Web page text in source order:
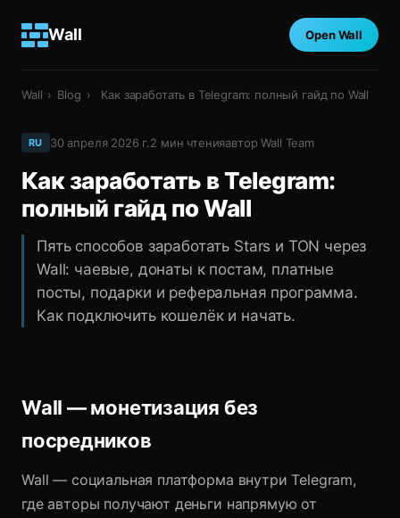
Wall Open Wall
Wall › Blog › Как заработать в Telegram: полный гайд по Wall
RU 30 апреля 2026 г.2 мин чтенияавтор Wall Team
Как заработать в Telegram:
полный гайд по Wall
Пять способов заработать Stars и TON через
Wall: чаевые, донаты к постам, платные
посты, подарки и реферальная программа.
Как подключить кошелёк и начать.
Wall — монетизация без
посредников
Wall — социальная платформа внутри Telegram,
где авторы получают деньги напрямую от